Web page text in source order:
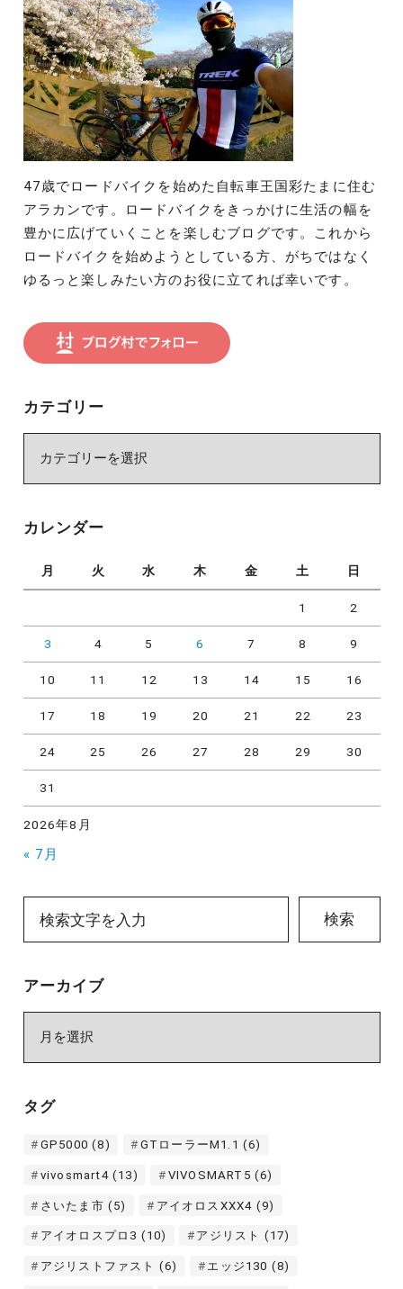
47歳でロードバイクを始めた自転車王国彩たまに住む
アラカンです。ロードバイクをきっかけに生活の幅を
豊かに広げていくことを楽しむブログです。これから
ロードバイクを始めようとしている方、がちではなく
ゆるっと楽しみたい方のお役に立てれば幸いです。
カテゴリー
ー
カレンダー
2026年8月
月 火 水 木 金 土 日
1 2
3 4 5 6 7 8 9
10 11 12 13 14 15 16
17 18 19 20 21 22 23
24 25 26 27 28 29 30
31
« 7月
検索
アーカイブ
ブ
タグ
GP5000 (8) GTローラーM1.1 (6)
vivosmart4(13) VIVOSMART5 (6)
さいたま市 (5) アイオロスXXX4 (9)
アイオロスプロ3 (10) アジリスト (17)
アジリストファスト (6) エッジ130 (8)